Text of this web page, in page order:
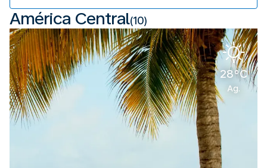
América Central(10)
28°C
Ag.